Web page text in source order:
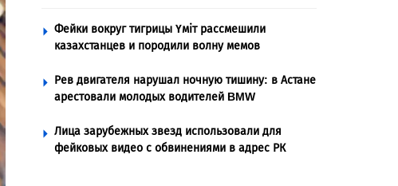
Фейки вокруг тигрицы Үміт рассмешили
казахстанцев и породили волну мемов
Рев двигателя нарушал ночную тишину: в Астане
арестовали молодых водителей BMW
Лица зарубежных звезд использовали для
фейковых видео с обвинениями в адрес РК